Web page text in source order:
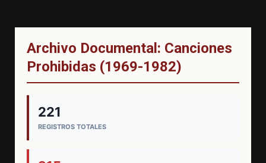
Archivo Documental: Canciones
Prohibidas (1969-1982)
221
REGISTROS TOTALES